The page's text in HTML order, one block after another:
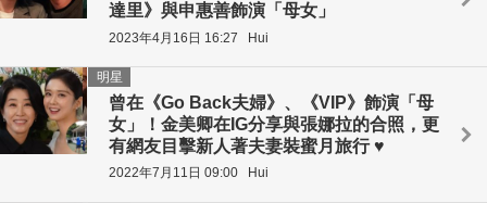
達里》與申惠善飾演「母女」
2023年4月16日 16:27 Hui
曾在《Go Back夫婦》、《VIP》飾演「母
女」！金美卿在IG分享與張娜拉的合照，更
有網友目擊新人著夫妻裝蜜月旅行 ♥
明星
2022年7月11日 09:00 Hui